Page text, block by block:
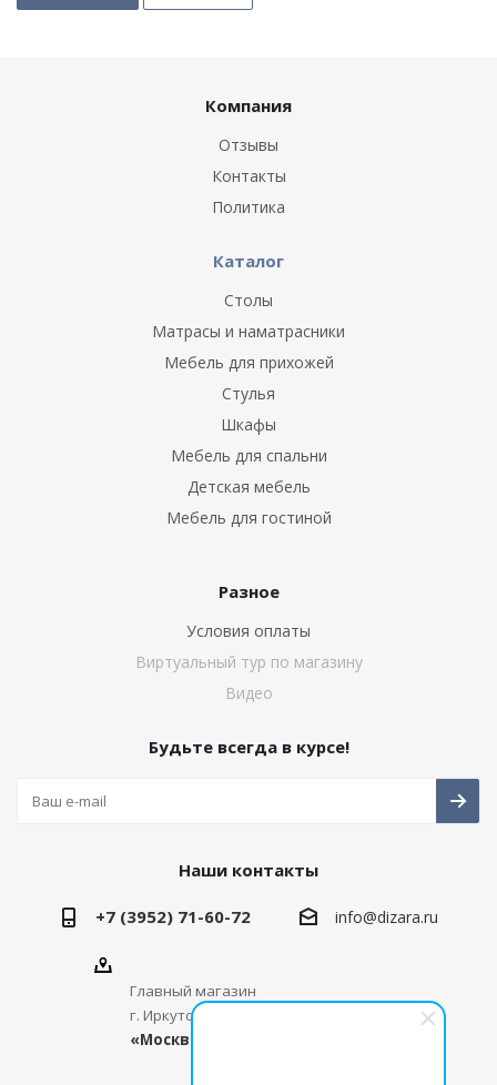
Компания
Отзывы
Контакты
Политика
Каталог
Столы
Матрасы и наматрасники
Мебель для прихожей
Стулья
Шкафы
Мебель для спальни
Детская мебель
Мебель для гостиной
Разное
Условия оплаты
Виртуальный тур по магазину
Видео
Будьте всегда в курсе!
Наши контакты
+7 (3952) 71-60-72 info@dizara.ru
Главный магазин
г. Иркутск, ул. Сергеева, д. 3, стр. 1,
«Москва-Мебель-Молл»